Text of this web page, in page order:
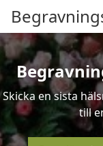
Skicka en sista
till